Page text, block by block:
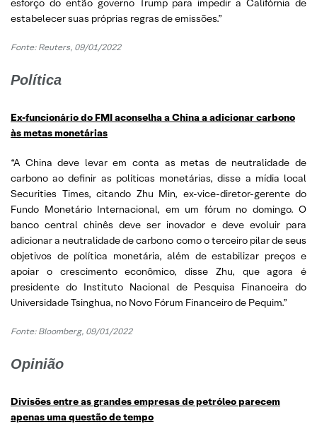
esforço do então governo Trump para impedir a Califórnia de
estabelecer suas próprias regras de emissões.”
Fonte: Reuters, 09/01/2022
Política
Ex-funcionário do FMI aconselha a China a adicionar carbono
às metas monetárias
“A China deve levar em conta as metas de neutralidade de
carbono ao definir as políticas monetárias, disse a mídia local
Securities Times, citando Zhu Min, ex-vice-diretor-gerente do
Fundo Monetário Internacional, em um fórum no domingo. O
banco central chinês deve ser inovador e deve evoluir para
adicionar a neutralidade de carbono como o terceiro pilar de seus
objetivos de política monetária, além de estabilizar preços e
apoiar o crescimento econômico, disse Zhu, que agora é
presidente do Instituto Nacional de Pesquisa Financeira do
Universidade Tsinghua, no Novo Fórum Financeiro de Pequim.”
Fonte: Bloomberg, 09/01/2022
Opinião
Divisões entre as grandes empresas de petróleo parecem
apenas uma questão de tempo